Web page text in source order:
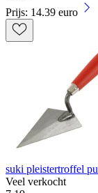
Prijs: 14.39 euro
suki pleistertroffel
Veel verkocht